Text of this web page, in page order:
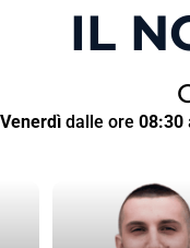
IL
Venerdìdalle ore 08:30